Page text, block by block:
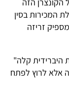
הקונצרן הזה
המכירות בסין
זריזה
היברידית קלה"
אלא לרוץ לפתח